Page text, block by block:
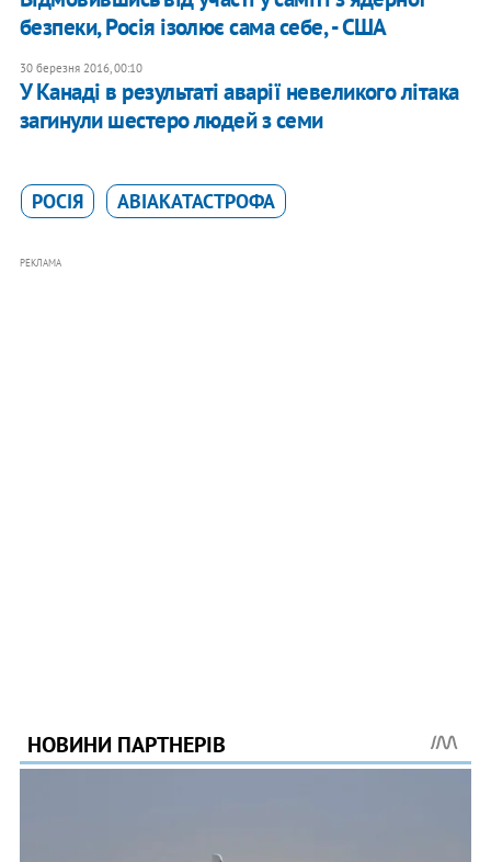
безпеки, Росія ізолює сама себе, - США
30 березня 2016, 00:10
У Канаді в результаті аварії невеликого літака
загинули шестеро людей з семи
РОСІЯ АВІАКАТАСТРОФА
РЕКЛАМА